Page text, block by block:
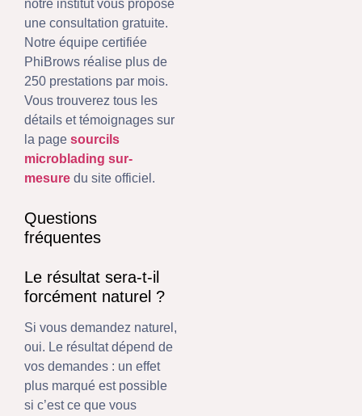
notre institut vous propose
une consultation gratuite.
Notre équipe certifiée
PhiBrows réalise plus de
250 prestations par mois.
Vous trouverez tous les
détails et témoignages sur
la page sourcils
microblading sur-
mesure du site officiel.
Questions
fréquentes
Le résultat sera-t-il
forcément naturel ?
Si vous demandez naturel,
oui. Le résultat dépend de
vos demandes : un effet
plus marqué est possible
si c’est ce que vous